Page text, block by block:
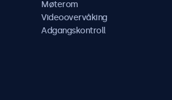
Møterom
Videoovervåking
Adgangskontroll